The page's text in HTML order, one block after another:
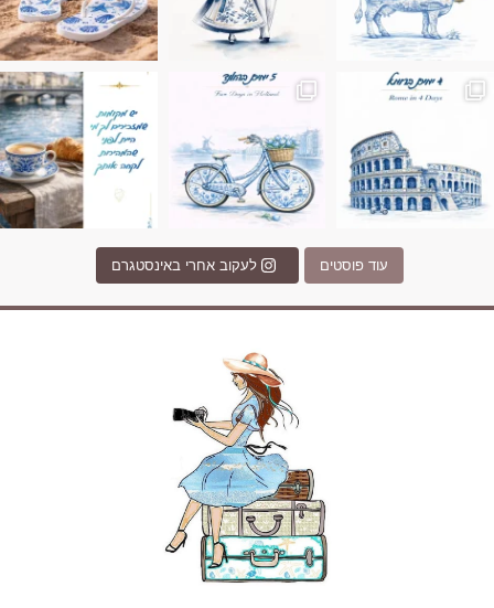
Instagram post
Instagram post 17994326828955248
עוד פוסטים לעקוב אחרי באינסטגרם